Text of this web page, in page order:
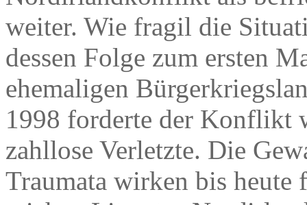
weiter. Wie fragil die
dessen Folge zum ersten
ehemaligen
1998 forderte der Konflikt
zahllose Verletzte. Die
Traumata wirken bis heute